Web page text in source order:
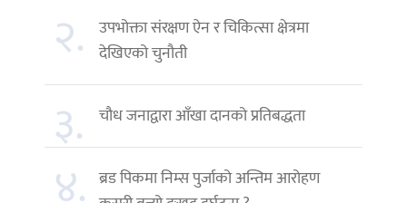
२. उपभोक्ता संरक्षण ऐन र चिकित्सा क्षेत्रमा
देखिएको चुनौती
३. चौध जनाद्वारा आँखा दानको प्रतिबद्धता
४. ब्रड पिकमा निम्स पुर्जाको अन्तिम आरोहण